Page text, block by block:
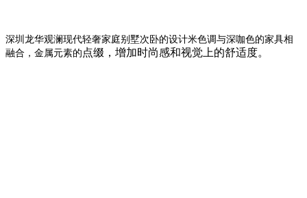
深圳龙华观澜现代轻奢家庭别墅次卧的设计米色调与深咖色的家具相
融合，金属元素的 点缀，增加时尚感和视觉上的舒适度。